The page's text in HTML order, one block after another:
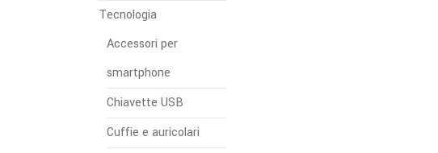
Tecnologia
Accessori per
smartphone
Chiavette USB
Cuffie e auricolari